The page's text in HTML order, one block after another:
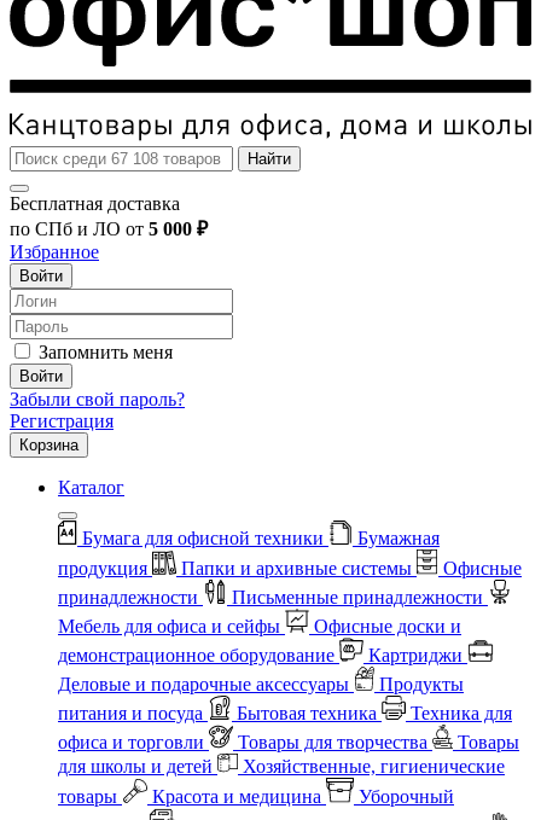
Найти
Бесплатная доставка
по СПб и ЛО от 5 000 ₽
Избранное
Войти
Запомнить меня
Войти
Забыли свой пароль?
Регистрация
Корзина
Каталог
Бумага для офисной техники
Бумажная
продукция
Папки и архивные системы
Офисные
принадлежности
Письменные принадлежности
Мебель для офиса и сейфы
Офисные доски и
демонстрационное оборудование
Картриджи
Деловые и подарочные аксессуары
Продукты
питания и посуда
Бытовая техника
Техника для
офиса и торговли
Товары для творчества
Товары
для школы и детей
Хозяйственные, гигиенические
товары
Красота и медицина
Уборочный